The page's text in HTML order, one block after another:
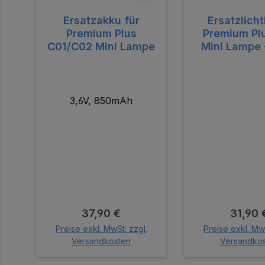
Ersatzakku für
Premium Plus
C01/C02 Mini Lampe
3,6V, 850mAh
Regulärer Preis:
37,90 €
Preise exkl. MwSt. zzgl.
Versandkosten
Premium
Mini Lampe
31,90
Preise exkl.